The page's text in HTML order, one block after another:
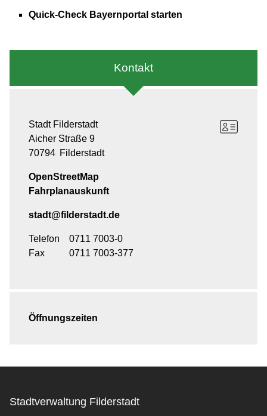
Quick-Check Bayernportal starten
Kontakt
Stadt Filderstadt
Aicher Straße 9
70794 Filderstadt
OpenStreetMap
Fahrplanauskunft
stadt@filderstadt.de
Telefon
0711 7003-0
Fax
0711 7003-377
Öffnungszeiten
Stadtverwaltung Filderstadt